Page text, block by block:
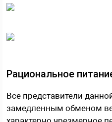
Рациональное
Все представители
замедленным обменом